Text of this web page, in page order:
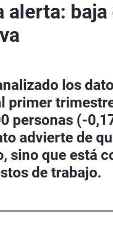
alerta:
los
primer
personas (-
advierte de
sino que está
de trabajo.